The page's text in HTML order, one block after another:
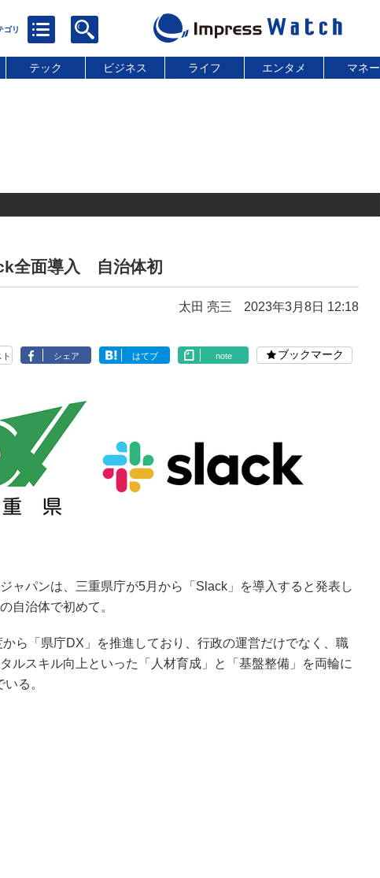
テック ビジネス ライフ エンタメ マネー
全面導入 自治体初
太田 亮三 2023年3月8日 12:18
ト シェア はてブ note ブックマーク
ャパンは、三重県庁が5月から「Slack」を導入すると発表し
自治体で初めて。
ら「県庁DX」を推進しており、行政の運営だけでなく、職
ルスキル向上といった「人材育成」と「基盤整備」を両輪に
る。